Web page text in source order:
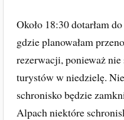
Około 18:30 dotarłam
gdzie planowałam
rezerwacji, ponieważ
turystów w niedzielę.
schronisko będzie
Alpach niektóre